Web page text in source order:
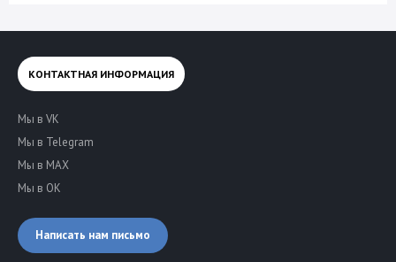
КОНТАКТНАЯ ИНФОРМАЦИЯ
Мы в VK
Мы в Telegram
Мы в MAX
Мы в OK
Написать нам письмо